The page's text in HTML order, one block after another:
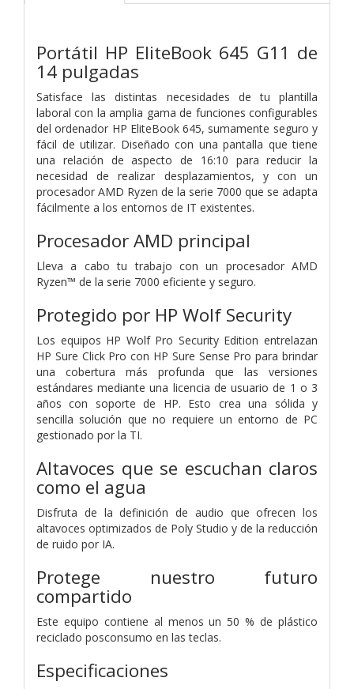
Portátil HP EliteBook 645 G11 de
14 pulgadas
Satisface las distintas necesidades de tu plantilla
laboral con la amplia gama de funciones configurables
del ordenador HP EliteBook 645, sumamente seguro y
fácil de utilizar. Diseñado con una pantalla que tiene
una relación de aspecto de 16:10 para reducir la
necesidad de realizar desplazamientos, y con un
procesador AMD Ryzen de la serie 7000 que se adapta
fácilmente a los entornos de IT existentes.
Procesador AMD principal
Lleva a cabo tu trabajo con un procesador AMD
Ryzen™ de la serie 7000 eficiente y seguro.
Protegido por HP Wolf Security
Los equipos HP Wolf Pro Security Edition entrelazan
HP Sure Click Pro con HP Sure Sense Pro para brindar
una cobertura más profunda que las versiones
estándares mediante una licencia de usuario de 1 o 3
años con soporte de HP. Esto crea una sólida y
sencilla solución que no requiere un entorno de PC
gestionado por la TI.
Altavoces que se escuchan claros
como el agua
Disfruta de la definición de audio que ofrecen los
altavoces optimizados de Poly Studio y de la reducción
de ruido por IA.
Protege nuestro futuro
compartido
Este equipo contiene al menos un 50 % de plástico
reciclado posconsumo en las teclas.
Especificaciones